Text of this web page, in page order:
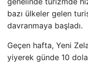
bazı ülkeler gelen
davranmaya başladı.
Geçen hafta, Yeni
yiyerek günde 10